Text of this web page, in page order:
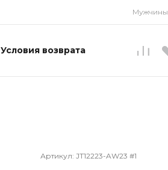
Мужчины
Условия возврата
Артикул: JT12223-AW23 #1